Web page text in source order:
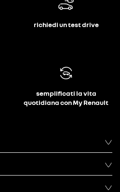
richiedi un test drive
semplificati la vita
quotidiana con My Renault